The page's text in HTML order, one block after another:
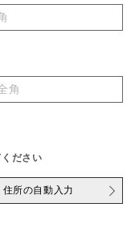
ださい
住所の自動入力